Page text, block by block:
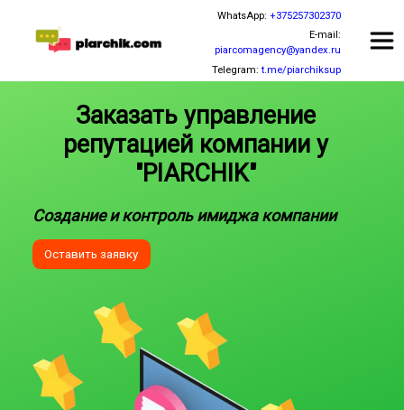
WhatsApp: +375257302370
E-mail:
piarcomagency@yandex.ru
Telegram:t.me/piarchiksup
Заказать управление
репутацией компании у
"PIARCHIK"
Создание и контроль имиджа компании
Оставить заявку